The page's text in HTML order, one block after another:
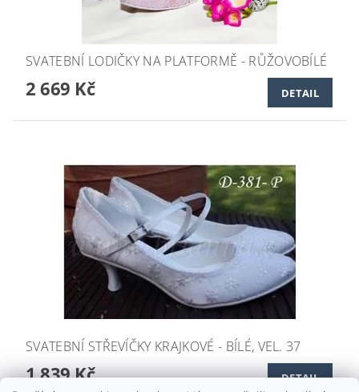
SVATEBNÍ LODIČKY NA PLATFORMĚ - RŮŽOVOBÍLÉ
2 669 Kč DETAIL
SVATEBNÍ STŘEVÍČKY KRAJKOVÉ - BÍLÉ, VEL. 37
1 839 Kč DETAIL